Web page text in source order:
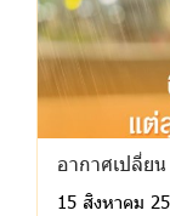
อากาศเปลี่ย
15 สิงหาคม